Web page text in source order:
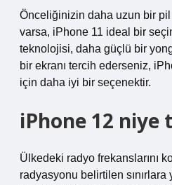
Önceliğinizin daha uzun bir pil
varsa, iPhone 11 ideal bir
teknolojisi, daha güçlü bir
bir ekranı tercih ederseniz,
için daha iyi bir seçenektir.
iPhone 12 niye
Ülkedeki radyo frekanslarını
radyasyonu belirtilen sınırlara